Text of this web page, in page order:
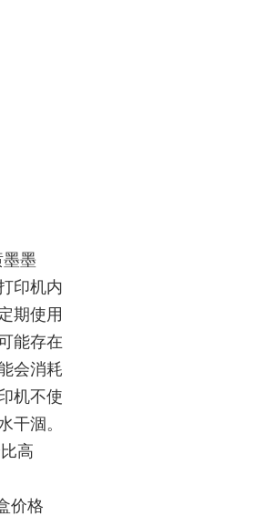
墨
印机内
期使用
能存在
会消耗
机不使
干涸。
高
价格